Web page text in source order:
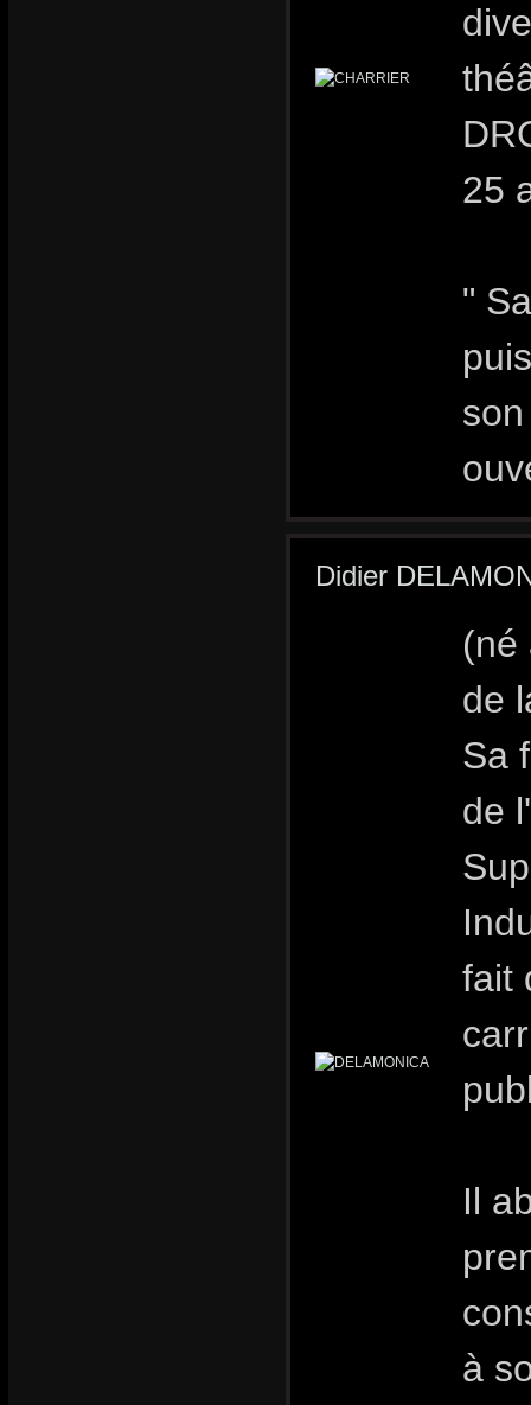
25
"
Didier
(né
de
Sa
de
fait
Il
à